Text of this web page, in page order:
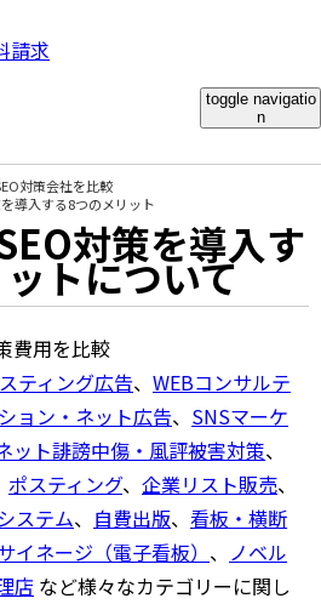
toggle navigatio
n
対策会社を比較
導入する8つのメリット
対策を導入す
トについて
費用を比較
ティング広告、 WEBコンサルテ
ョン・ネット広告、 SNSマーケ
ット誹謗中傷・風評被害対策、
ポスティング、 企業リスト販売、
ステム、 自費出版、 看板・横断
イネージ（電子看板） 、 ノベル
店 など様々なカテゴリーに関し